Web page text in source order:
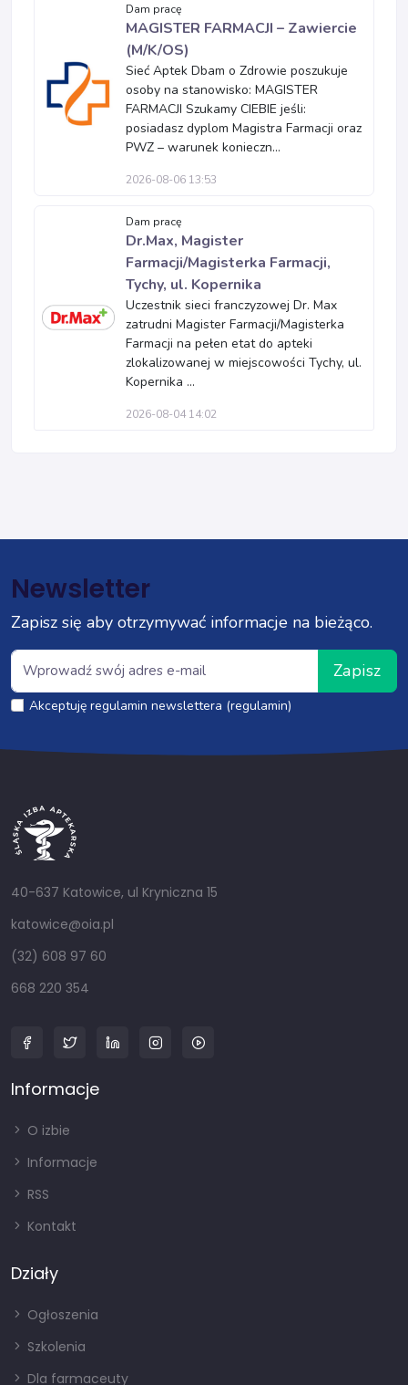
Dam pracę
MAGISTER FARMACJI – Zawiercie
(M/K/OS)
Sieć Aptek Dbam o Zdrowie poszukuje
osoby na stanowisko: MAGISTER
FARMACJI Szukamy CIEBIE jeśli:
posiadasz dyplom Magistra Farmacji oraz
PWZ – warunek konieczn...
2026-08-06 13:53
Dam pracę
Dr.Max, Magister
Farmacji/Magisterka Farmacji,
Tychy, ul. Kopernika
Uczestnik sieci franczyzowej Dr. Max
zatrudni Magister Farmacji/Magisterka
Farmacji na pełen etat do apteki
zlokalizowanej w miejscowości Tychy, ul.
Kopernika ...
2026-08-04 14:02
Newsletter
Zapisz się aby otrzymywać informacje na bieżąco.
Zapisz
Akceptuję regulamin newslettera (regulamin)
40-637 Katowice, ul Kryniczna 15
katowice@oia.pl
(32) 608 97 60
668 220 354
Informacje
O izbie
Informacje
RSS
Kontakt
Działy
Ogłoszenia
Szkolenia
Dla farmaceuty